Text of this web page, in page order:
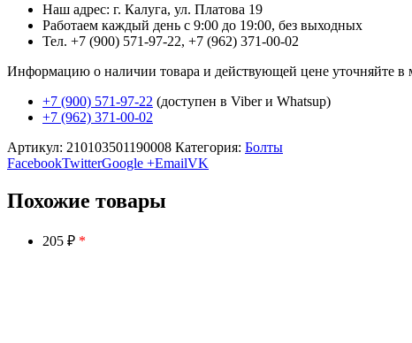
Наш адрес: г. Калуга, ул. Платова 19
Работаем каждый день с 9:00 до 19:00, без выходных
Тел. +7 (900) 571-97-22, +7 (962) 371-00-02
Информацию о наличии товара и действующей цене уточняйте в
+7 (900) 571-97-22 (доступен в Viber и Whatsup)
+7 (962) 371-00-02
Артикул: 210103501190008 Категория: Болты
FacebookTwitterGoogle +EmailVK
Похожие товары
205 ₽ *